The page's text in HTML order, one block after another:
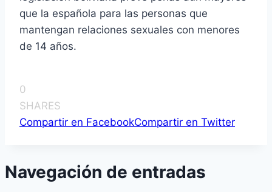
que la española para las personas que
mantengan relaciones sexuales con menores
de 14 años.
0
SHARES
Compartir en FacebookCompartir en Twitter
Navegación de entradas